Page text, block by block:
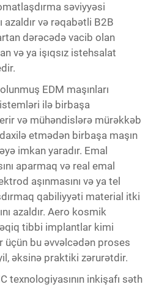
səviyyəsi
azaldır və rəqabətli B2B
dərəcədə vacib olan
və ya işıqsız istehsalat
EDM maşınları
ilə birbaşa
və mühəndislərə mürəkkəb
etmədən birbaşa maşın
imkan yaradır. Emal
aparmaq və real emal
aşınmasını və ya tel
qabiliyyəti material itki
azaldır. Aero kosmik
tibbi implantlar kimi
üçün bu əvvəlcədən proses
əksinə praktiki zərurətdir.
texnologiyasının inkişafı səth